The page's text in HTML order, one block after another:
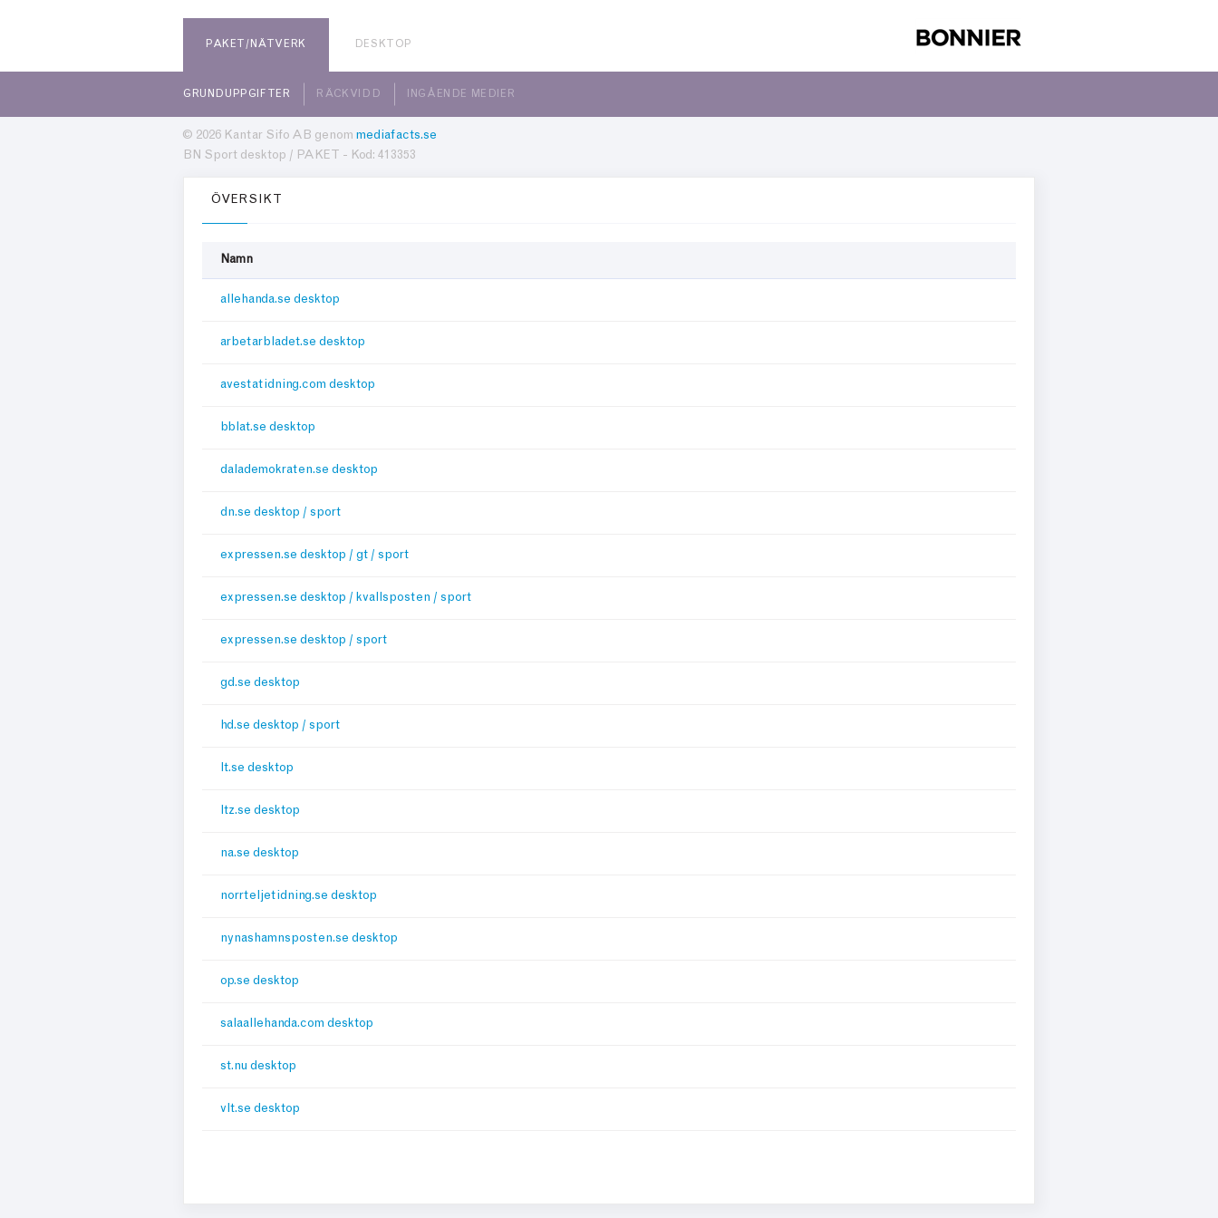
PAKET/NÄTVERK DESKTOP
GRUNDUPPGIFTER RÄCKVIDD INGÅENDE MEDIER
© 2026 Kantar Sifo AB genom mediafacts.se
BN Sport desktop / PAKET - Kod: 413353
ÖVERSIKT
Namn
allehanda.se desktop
arbetarbladet.se desktop
avestatidning.com desktop
bblat.se desktop
dalademokraten.se desktop
dn.se desktop / sport
expressen.se desktop / gt / sport
expressen.se desktop / kvallsposten / sport
expressen.se desktop / sport
gd.se desktop
hd.se desktop / sport
lt.se desktop
ltz.se desktop
na.se desktop
norrteljetidning.se desktop
nynashamnsposten.se desktop
op.se desktop
salaallehanda.com desktop
st.nu desktop
vlt.se desktop